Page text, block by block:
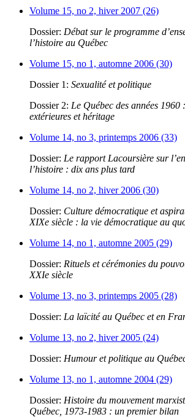
Volume 15, no 2, hiver 2007 (26)
Dossier: Débat sur le programme
l’histoire au Québec
Volume 15, no 1, automne 2006 (30)
Dossier 1: Sexualité et politique
Dossier 2: Le Québec des années 1960
extérieures et héritage
Volume 14, no 3, printemps 2006 (33)
Dossier: Le rapport Lacoursière sur
l’histoire : dix ans plus tard
Volume 14, no 2, hiver 2006 (30)
Dossier: Culture démocratique et
XIXe siècle : la vie démocratique au
Volume 14, no 1, automne 2005 (29)
Dossier: Rituels et cérémonies du
XXIe siècle
Volume 13, no 3, printemps 2005 (28)
Dossier: La laïcité au Québec et en
Volume 13, no 2, hiver 2005 (24)
Dossier: Humour et politique au
Volume 13, no 1, automne 2004 (29)
Dossier: Histoire du mouvement
Québec, 1973-1983 : un premier bilan